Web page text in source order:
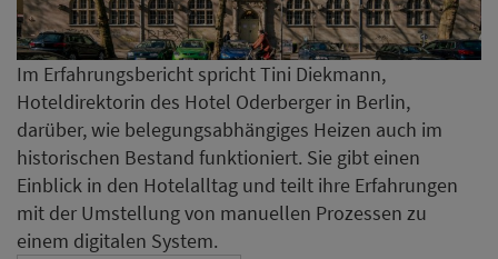
Im Erfahrungsbericht spricht Tini Diekmann,
Hoteldirektorin des Hotel Oderberger in Berlin,
darüber, wie belegungsabhängiges Heizen auch im
historischen Bestand funktioniert. Sie gibt einen
Einblick in den Hotelalltag und teilt ihre Erfahrungen
mit der Umstellung von manuellen Prozessen zu
einem digitalen System.